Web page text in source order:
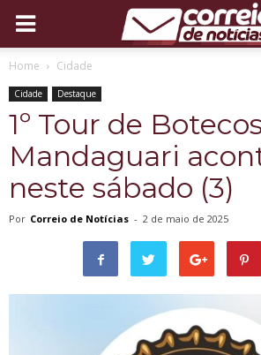
Home Cidade
Cidade Destaque
1º Tour de
Mandaguari
neste sábado (3)
Por Correio de Notícias - 2 de maio de 2025